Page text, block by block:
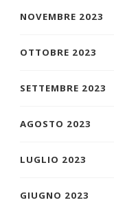
NOVEMBRE 2023
OTTOBRE 2023
SETTEMBRE 2023
AGOSTO 2023
LUGLIO 2023
GIUGNO 2023